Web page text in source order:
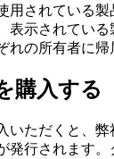
用されている
表示されてい
れの所有者に帰
購入する
いただくと、
発行されます